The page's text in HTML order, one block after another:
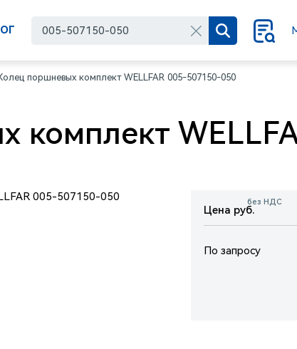
поршневых комплект WELLFAR 005-507150-050
комплект
Цена руб.
без НДС
По запросу